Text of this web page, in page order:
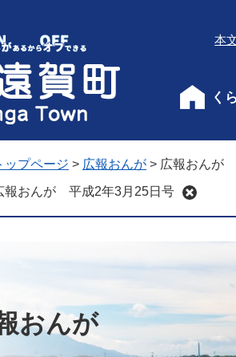
本
く
ップページ > 広報おんが > 広報おんが
報おんが 平成2年3月25日号
おんが